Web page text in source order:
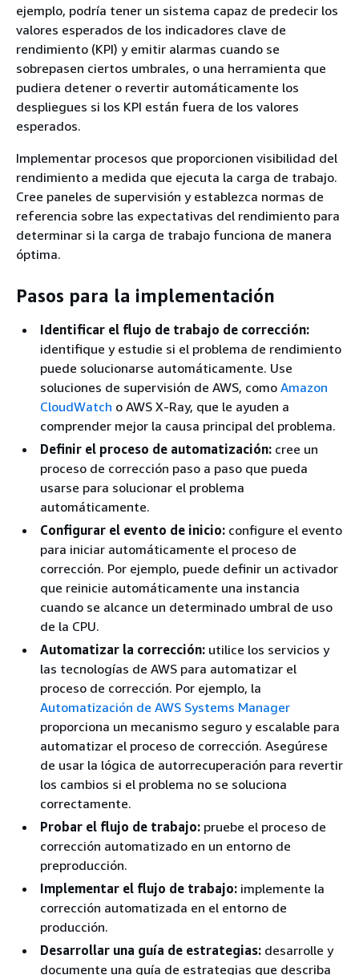
ejemplo, podría tener un sistema capaz de predecir los
valores esperados de los indicadores clave de
rendimiento (KPI) y emitir alarmas cuando se
sobrepasen ciertos umbrales, o una herramienta que
pudiera detener o revertir automáticamente los
despliegues si los KPI están fuera de los valores
esperados.
Implementar procesos que proporcionen visibilidad del
rendimiento a medida que ejecuta la carga de trabajo.
Cree paneles de supervisión y establezca normas de
referencia sobre las expectativas del rendimiento para
determinar si la carga de trabajo funciona de manera
óptima.
Pasos para la implementación
Identificar el flujo de trabajo de corrección:
identifique y estudie si el problema de rendimiento
puede solucionarse automáticamente. Use
soluciones de supervisión de AWS, como Amazon
CloudWatch o AWS X-Ray, que le ayuden a
comprender mejor la causa principal del problema.
Definir el proceso de automatización: cree un
proceso de corrección paso a paso que pueda
usarse para solucionar el problema
automáticamente.
Configurar el evento de inicio: configure el evento
para iniciar automáticamente el proceso de
corrección. Por ejemplo, puede definir un activador
que reinicie automáticamente una instancia
cuando se alcance un determinado umbral de uso
de la CPU.
Automatizar la corrección: utilice los servicios y
las tecnologías de AWS para automatizar el
proceso de corrección. Por ejemplo, la
Automatización de AWS Systems Manager
proporciona un mecanismo seguro y escalable para
automatizar el proceso de corrección. Asegúrese
de usar la lógica de autorrecuperación para revertir
los cambios si el problema no se soluciona
correctamente.
Probar el flujo de trabajo: pruebe el proceso de
corrección automatizado en un entorno de
preproducción.
Implementar el flujo de trabajo: implemente la
corrección automatizada en el entorno de
producción.
Desarrollar una guía de estrategias: desarrolle y
documente una guía de estrategias que describa